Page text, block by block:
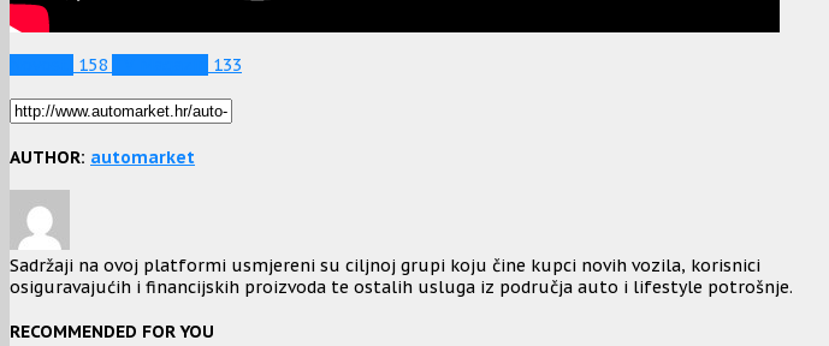
158 133
AUTHOR: automarket
Sadržaji na ovoj platformi usmjereni su ciljnoj grupi koju čine kupci novih vozila, korisnici
osiguravajućih i financijskih proizvoda te ostalih usluga iz područja auto i lifestyle potrošnje.
RECOMMENDED FOR YOU